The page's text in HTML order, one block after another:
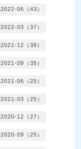
2022-06（43）
2022-03（37）
2021-12（38）
2021-09（35）
2021-06（25）
2021-03（25）
2020-12（27）
2020-09（25）